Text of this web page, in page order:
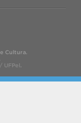
Cultura.
UFPel.